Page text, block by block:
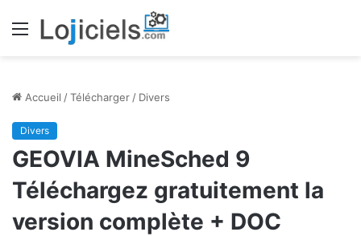
Menu
Accueil /Télécharger / Divers
Divers
GEOVIA MineSched 9
Téléchargez gratuitement la
version complète + DOC